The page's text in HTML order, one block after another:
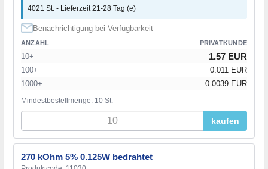
4021 St. - Lieferzeit 21-28 Tag (e)
Benachrichtigung bei Verfügbarkeit
ANZAHL PRIVATKUNDE
10+ 1.57 EUR
100+
0.011 EUR
1000+
0.0039 EUR
Mindestbestellmenge: 10 St.
kaufen
270 kOhm 5% 0.125W bedrahtet